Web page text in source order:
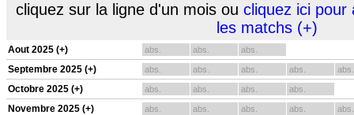
cliquez sur la ligne d'un mois ou cliquez ici pour
les matchs (+)
Aout 2025 (+) abs. abs. abs.
Septembre 2025 (+) abs. abs. abs. abs. abs.
Octobre 2025 (+) abs. abs. abs. abs.
Novembre 2025 (+) abs. abs. abs. abs. abs.